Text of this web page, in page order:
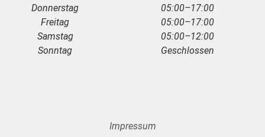
Donnerstag
05:00–17:00
Freitag
05:00–17:00
Samstag
05:00–12:00
Sonntag
Geschlossen
Impressum